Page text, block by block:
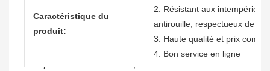
Caractéristique du
produit:
2. Résistant aux intempéries,
antirouille, respectueux de
3. Haute qualité et prix
4. Bon service en ligne